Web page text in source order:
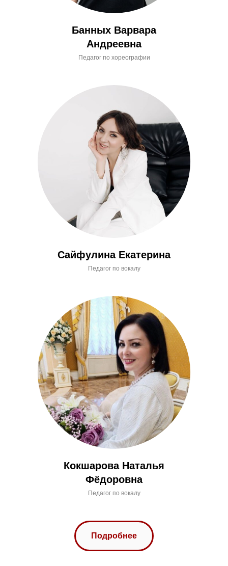
Банных Варвара
Андреевна
Педагог по хореографии
Сайфулина Екатерина
Педагог по вокалу
Кокшарова Наталья
Фёдоровна
Педагог по вокалу
Подробнее